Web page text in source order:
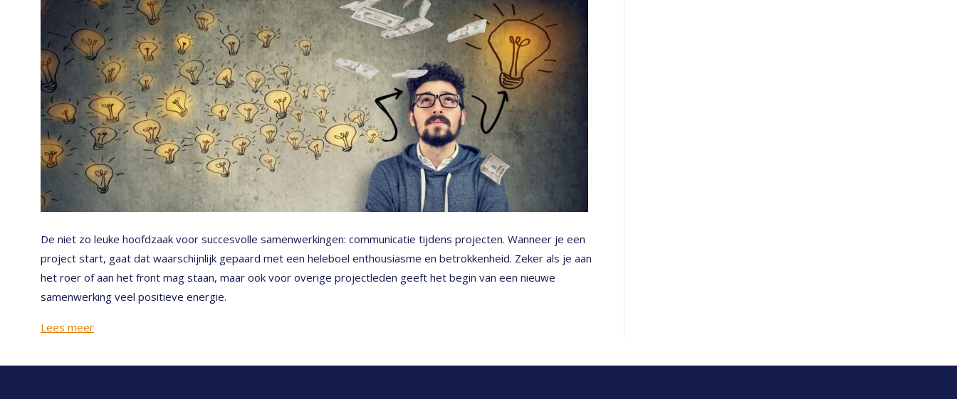
De niet zo leuke hoofdzaak voor succesvolle samenwerkingen: communicatie tijdens projecten. Wanneer je een
project start, gaat dat waarschijnlijk gepaard met een heleboel enthousiasme en betrokkenheid. Zeker als je aan
het roer of aan het front mag staan, maar ook voor overige projectleden geeft het begin van een nieuwe
samenwerking veel positieve energie.
Lees meer